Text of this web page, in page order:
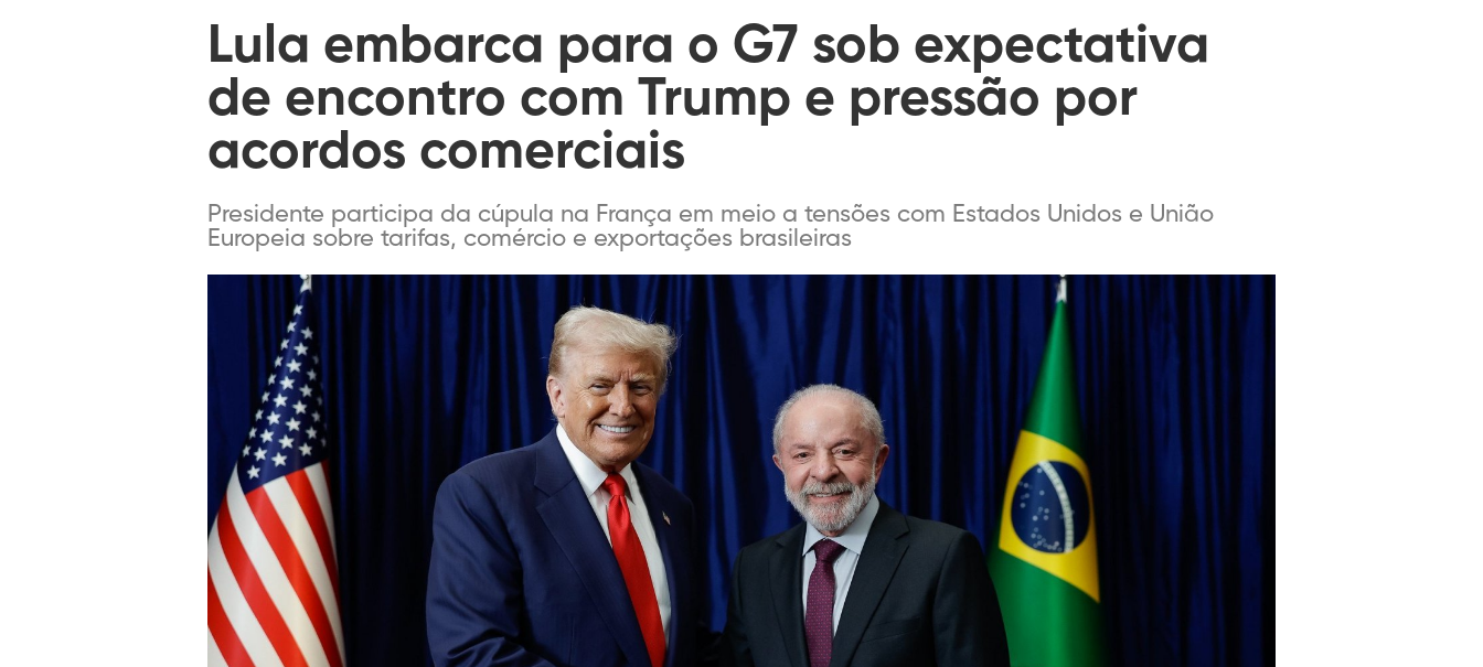
Lula embarca para o G7 sob expectativa
de encontro com Trump e pressão por
acordos comerciais
Presidente participa da cúpula na França em meio a tensões com Estados Unidos e União
Europeia sobre tarifas, comércio e exportações brasileiras